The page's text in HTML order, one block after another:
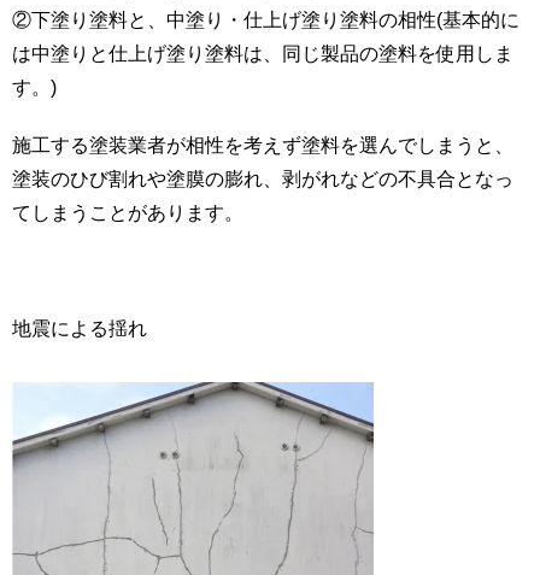
②下塗り塗料と、中塗り・仕上げ塗り塗料の相性(基本的に
は中塗りと仕上げ塗り塗料は、同じ製品の塗料を使用しま
す。)
施工する塗装業者が相性を考えず塗料を選んでしまうと、
塗装のひび割れや塗膜の膨れ、剥がれなどの不具合となっ
てしまうことがあります。
地震による揺れ